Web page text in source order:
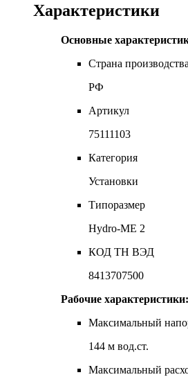
Характеристики
Основные
Страна производства
РФ
Артикул
75111103
Категория
Установки
Типоразмер
Hydro-ME 2
КОД ТН ВЭД
8413707500
Рабочие характеристики:
Максимальный
144 м вод.ст.
Максимальный